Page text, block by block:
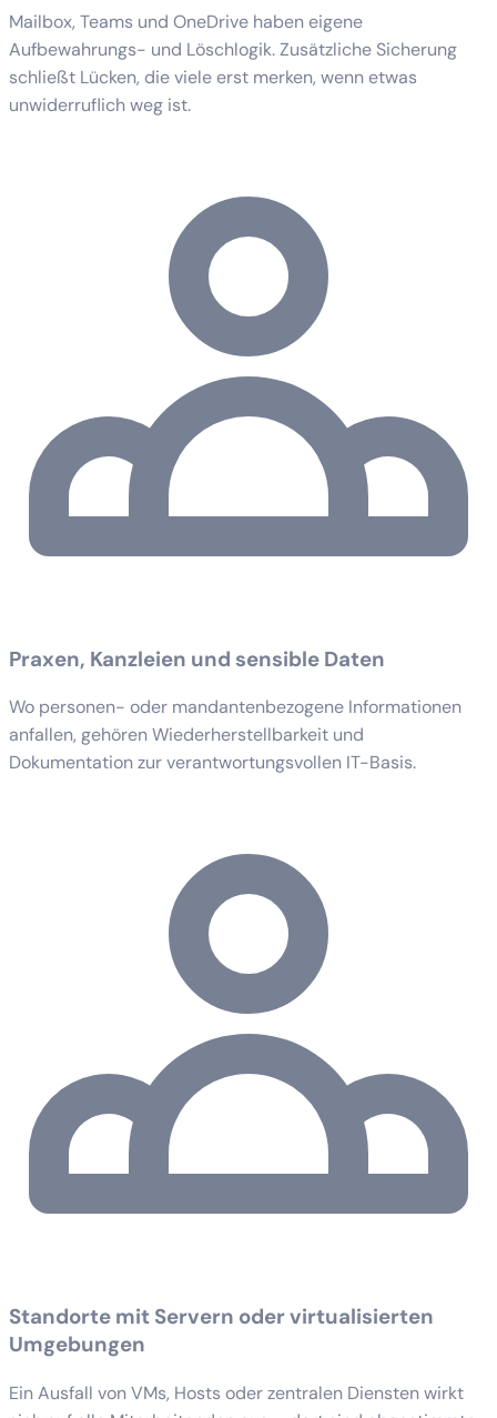
Mailbox, Teams und OneDrive haben eigene
Aufbewahrungs- und Löschlogik. Zusätzliche Sicherung
schließt Lücken, die viele erst merken, wenn etwas
unwiderruflich weg ist.
Praxen, Kanzleien und sensible Daten
Wo personen- oder mandantenbezogene Informationen
anfallen, gehören Wiederherstellbarkeit und
Dokumentation zur verantwortungsvollen IT-Basis.
Standorte mit Servern oder virtualisierten
Umgebungen
Ein Ausfall von VMs, Hosts oder zentralen Diensten wirkt